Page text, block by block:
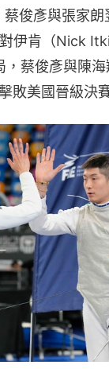
俊彥與張家
伊肯（Nick
蔡俊彥與陳
敗美國晉級決